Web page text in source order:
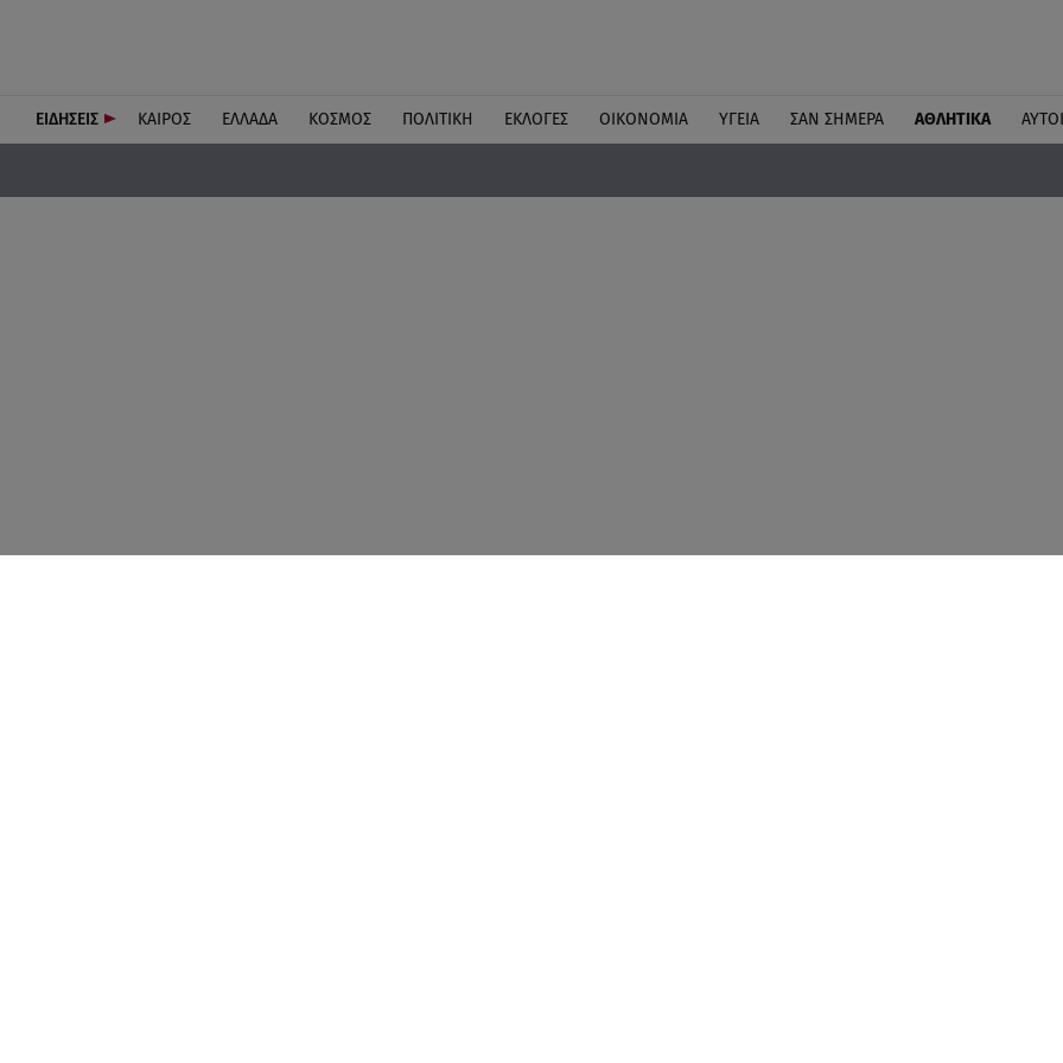
ΕΙΔΗΣΕΙΣ ΚΑΙΡΟΣ ΕΛΛΑΔΑ ΚΟΣΜΟΣ ΠΟΛΙΤΙΚΗ ΕΚΛΟΓΕΣ ΟΙΚΟΝΟΜΙΑ ΥΓΕΙΑ ΣΑΝ ΣΗΜΕΡΑ ΑΘΛΗΤΙΚΑ